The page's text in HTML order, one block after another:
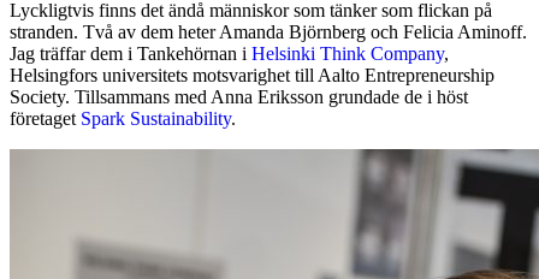
Lyckligtvis finns det ändå människor som tänker som flickan på
stranden. Två av dem heter Amanda Björnberg och Felicia Aminoff.
Jag träffar dem i Tankehörnan i Helsinki Think Company,
Helsingfors universitets motsvarighet till Aalto Entrepreneurship
Society. Tillsammans med Anna Eriksson grundade de i höst
företaget Spark Sustainability.